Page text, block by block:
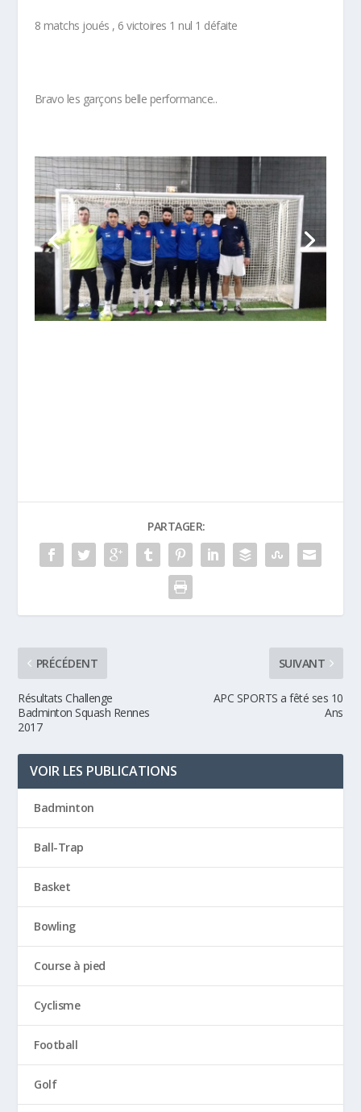
8 matchs joués , 6 victoires 1 nul 1 défaite
Bravo les garçons belle performance..
PARTAGER:
PRÉCÉDENT
Résultats Challenge
Badminton Squash Rennes
2017
SUIVANT
APC SPORTS a fêté ses 10
Ans
VOIR LES PUBLICATIONS
Badminton
Ball-Trap
Basket
Bowling
Course à pied
Cyclisme
Football
Golf